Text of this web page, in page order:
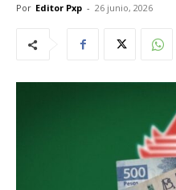
Por Editor Pxp - 26 junio, 2026